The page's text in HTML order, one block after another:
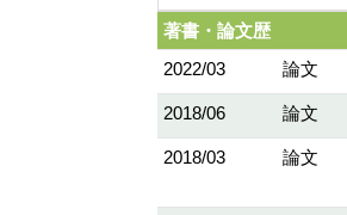
著書・論文歴
2022/03
論文
2018/06 論文
2018/03 論文